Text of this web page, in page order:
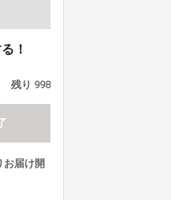
！
残り 998
お届け開